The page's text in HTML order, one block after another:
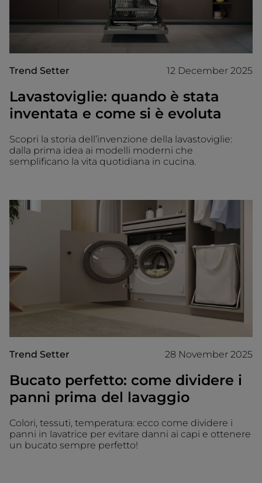
Trend Setter 12 December 2025
Lavastoviglie: quando è stata
inventata e come si è evoluta
Scopri la storia dell’invenzione della lavastoviglie:
dalla prima idea ai modelli moderni che
semplificano la vita quotidiana in cucina.
Trend Setter 28 November 2025
Bucato perfetto: come dividere i
panni prima del lavaggio
Colori, tessuti, temperatura: ecco come dividere i
panni in lavatrice per evitare danni ai capi e ottenere
un bucato sempre perfetto!